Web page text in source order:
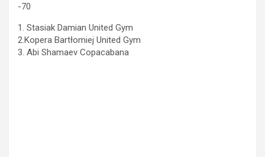
-70
1. Stasiak Damian United Gym
2.Kopera Bartłomiej United Gym
3. Abi Shamaev Copacabana